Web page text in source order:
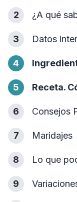
2 ¿A qué
3 Datos
4
5 Receta.
6 Consejos
7 Maridajes
8 Lo que
9